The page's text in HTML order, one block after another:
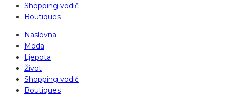
Shopping vodič
Boutiques
Naslovna
Moda
Ljepota
Život
Shopping vodič
Boutiques